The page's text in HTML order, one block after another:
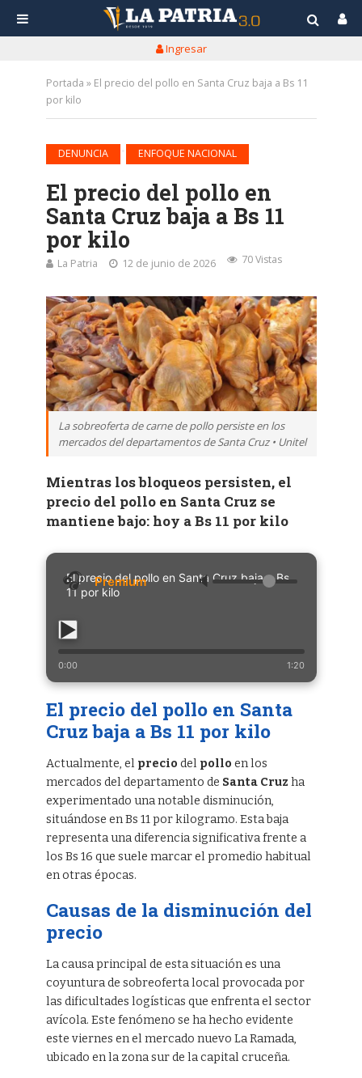
Ingresar
Portada » El precio del pollo en Santa Cruz baja a Bs 11
por kilo
DENUNCIA ENFOQUE NACIONAL
El precio del pollo en
Santa Cruz baja a Bs 11
por kilo
La Patria 12 de junio de 2026 70 Vistas
La sobreoferta de carne de pollo persiste en los
mercados del departamentos de Santa Cruz • Unitel
Mientras los bloqueos persisten, el
precio del pollo en Santa Cruz se
mantiene bajo: hoy a Bs 11 por kilo
El precio del pollo en Santa Cruz baja a Bs
11 por kilo
🔈
0:00 1:20
El precio del pollo en Santa
Cruz baja a Bs 11 por kilo
Actualmente, el precio del pollo en los
mercados del departamento de Santa Cruz ha
experimentado una notable disminución,
situándose en Bs 11 por kilogramo. Esta baja
representa una diferencia significativa frente a
los Bs 16 que suele marcar el promedio habitual
en otras épocas.
Causas de la disminución del
precio
La causa principal de esta situación es una
coyuntura de sobreoferta local provocada por
las dificultades logísticas que enfrenta el sector
avícola. Este fenómeno se ha hecho evidente
este viernes en el mercado nuevo La Ramada,
ubicado en la zona sur de la capital cruceña.